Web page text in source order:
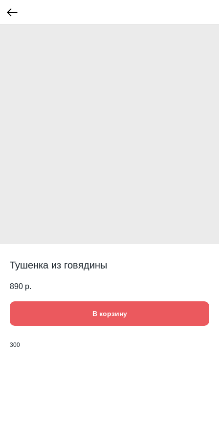
Тушенка из говядины
890 р.
В корзину
300